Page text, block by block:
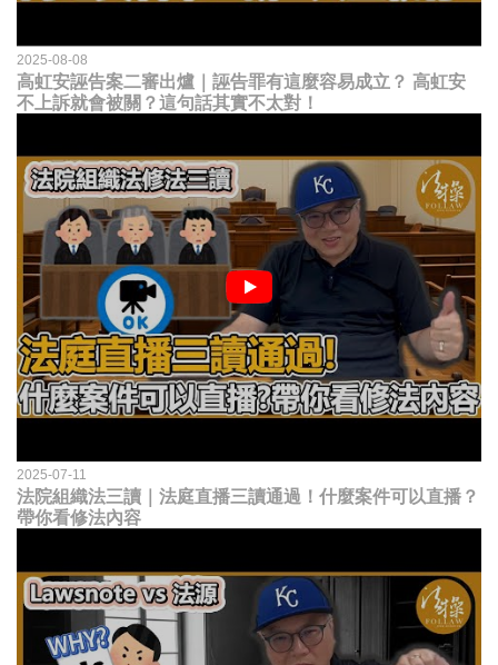
2025-08-08
高虹安誣告案二審出爐｜誣告罪有這麼容易成立？ 高虹安
不上訴就會被關？這句話其實不太對！
2025-07-11
法院組織法三讀｜法庭直播三讀通過！什麼案件可以直播？
帶你看修法內容